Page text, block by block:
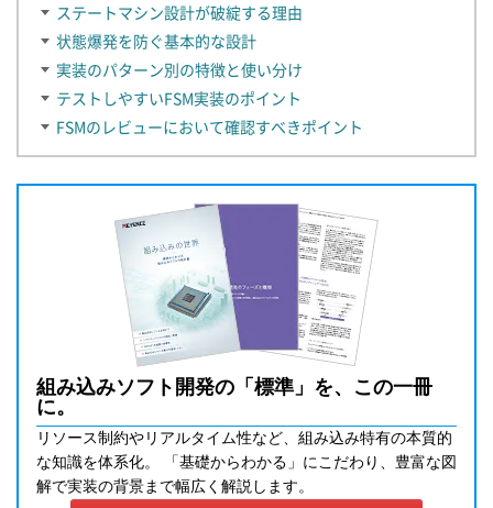
ステートマシン設計が破綻する理由
状態爆発を防ぐ基本的な設計
実装のパターン別の特徴と使い分け
テストしやすいFSM実装のポイント
FSMのレビューにおいて確認すべきポイント
組み込みソフト開発の「標準」を、この一冊
に。
リソース制約やリアルタイム性など、組み込み特有の本質的
な知識を体系化。 「基礎からわかる」にこだわり、豊富な図
解で実装の背景まで幅広く解説します。